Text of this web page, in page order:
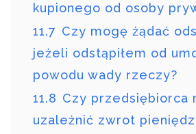
kupionego od osoby
11.7 Czy mogę żądać
jeżeli odstąpiłem od
powodu wady rzeczy?
11.8 Czy przedsiębiorca
uzależnić zwrot